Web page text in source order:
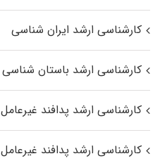
کارشناسی ارشد ایران شناسی
کارشناسی ارشد باستان شناسی
کارشناسی ارشد پدافند غیرعامل
کارشناسی ارشد پدافند غیرعامل ۲